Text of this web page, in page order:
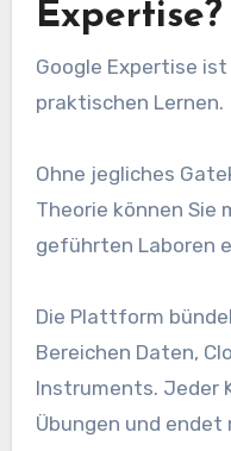
Expertise?
Google Expertise
praktischen Lernen.
Ohne jegliches
Theorie können Sie
geführten Laboren
Die Plattform
Bereichen Daten,
Instruments. Jeder
Übungen und